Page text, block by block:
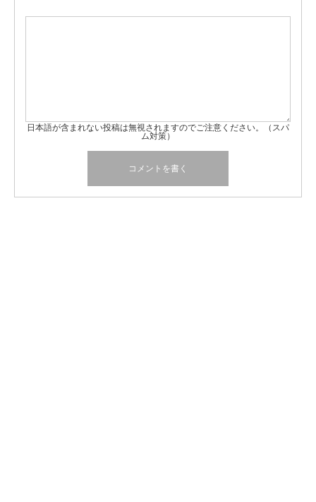
日本語が含まれない投稿は無視されますのでご注意ください。（スパ
ム対策）